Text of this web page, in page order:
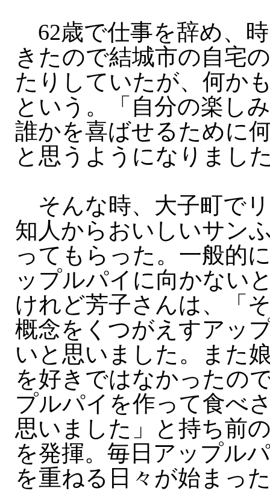
62歳で仕事を辞め、
きたので結城市の自宅
たりしていたが、何か
という。「自分の楽し
誰かを喜ばせるために
と思うようになりまし
そんな時、大子町で
知人からおいしいサン
ってもらった。一般的
ップルパイに向かない
けれど芳子さんは、「
概念をくつがえすアッ
いと思いました。また
を好きではなかったの
プルパイを作って食べ
思いました」と持ち前
を発揮。毎日アップル
を重ねる日々が始まっ